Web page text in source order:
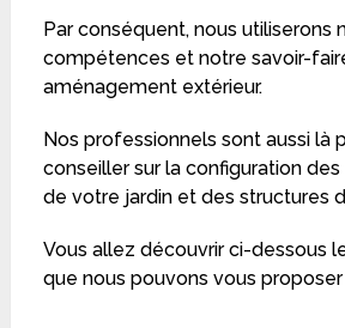
Par conséquent, nous utiliserons
compétences et notre savoir-
aménagement extérieur.
Nos professionnels sont aussi là
conseiller sur la configuration
de votre jardin et des structures
Vous allez découvrir ci-dessous
que nous pouvons vous proposer